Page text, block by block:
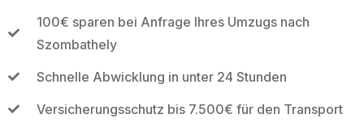
100€ sparen bei Anfrage Ihres Umzugs nach
Szombathely
Schnelle Abwicklung in unter 24 Stunden
Versicherungsschutz bis 7.500€ für den Transport